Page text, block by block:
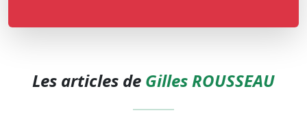
Les articles de Gilles ROUSSEAU